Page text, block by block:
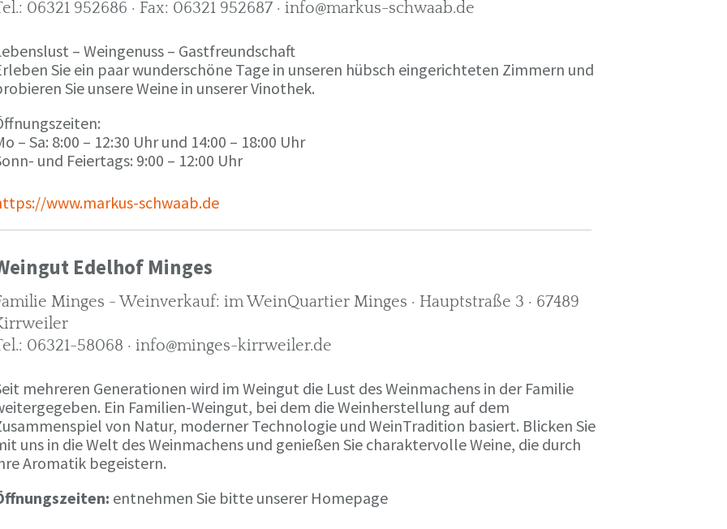
06321 952686 · Fax: 06321 952687 · info@markus-schwaab.de
– Weingenuss – Gastfreundschaft
Sie ein paar wunderschöne Tage in unseren hübsch eingerichteten Zimmern und
Sie unsere Weine in unserer Vinothek.
– Sa: 8:00 – 12:30 Uhr und 14:00 – 18:00 Uhr
und Feiertags: 9:00 – 12:00 Uhr
www.markus-schwaab.de
Edelhof Minges
Minges - Weinverkauf: im WeinQuartier Minges · Hauptstraße 3 · 67489
06321-58068 · info@minges-kirrweiler.de
mehreren Generationen wird im Weingut die Lust des Weinmachens in der Familie
Ein Familien-Weingut, bei dem die Weinherstellung auf dem
von Natur, moderner Technologie und WeinTradition basiert. Blicken Sie
uns in die Welt des Weinmachens und genießen Sie charaktervolle Weine, die durch
Aromatik begeistern.
entnehmen Sie bitte unserer Homepage